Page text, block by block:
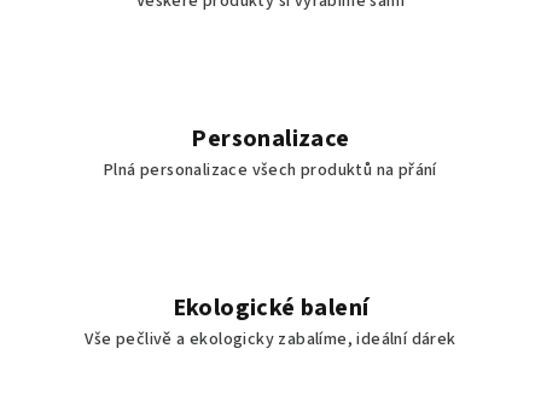
Personalizace
Plná personalizace všech produktů na přání
Ekologické balení
Vše pečlivě a ekologicky zabalíme, ideální dárek